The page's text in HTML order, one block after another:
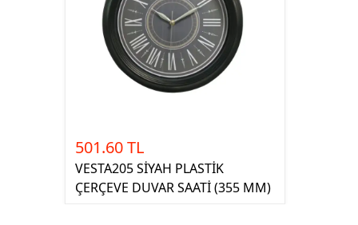
501.60 TL
VESTA205 SİYAH PLASTİK
ÇERÇEVE DUVAR SAATİ (355 MM)